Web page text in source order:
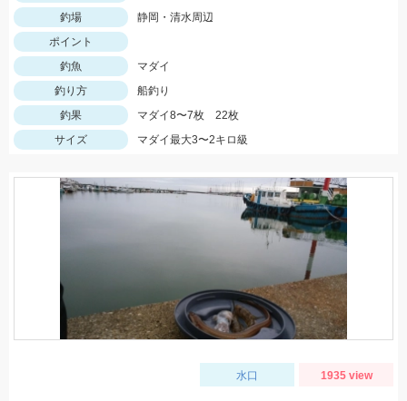
釣場
静岡・清水周辺
ポイント
釣魚
マダイ
釣り方
船釣り
釣果
マダイ8〜7枚 22枚
サイズ
マダイ最大3〜2キロ級
水口 1935 view